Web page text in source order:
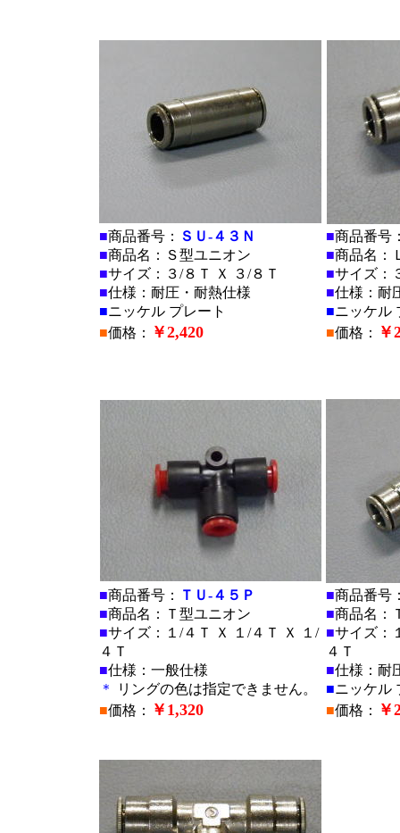
■商品番号： ＳＵ-４３Ｎ
■商品名：Ｓ型ユニオン
■サイズ：３/８Ｔ Ｘ ３/８Ｔ
■仕様：耐圧・耐熱仕様
■ニッケル プレート
■価格： ￥2,420
■商品番号
■商品名：
■サイズ：
■仕様：耐
■ニッケル
■価格： ￥
■商品番号：
ＴＵ-４５Ｐ
■商品名：Ｔ型ユニオン
■サイズ：１/４Ｔ Ｘ １/４Ｔ Ｘ １/
４Ｔ
■仕様：一般仕様
＊
リングの色は指定できません。
■価格： ￥1,320
■商品番号
■商品名：
■サイズ：
４Ｔ
■仕様：耐
■ニッケル
■価格： ￥